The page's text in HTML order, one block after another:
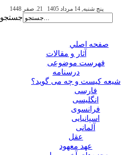
پنج شنبه, 14 مرداد 1405
جستجو
صفحه اصلي
آثار و مقالات
فهرست موضوعی
درسنامه
شیعه کیست و چه می گوید؟
فارسی
انگلیسی
فرانسوی
اسپانیایی
آلمانی
عقل
عهد معهود